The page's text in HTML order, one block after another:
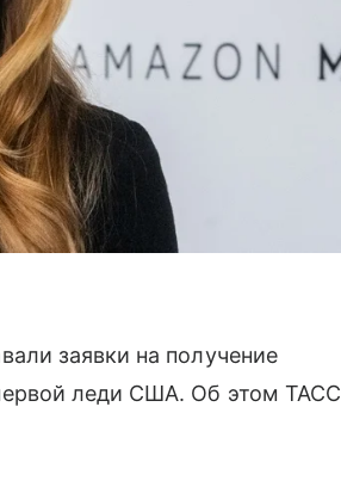
заявки на получение
леди США. Об этом ТАСС